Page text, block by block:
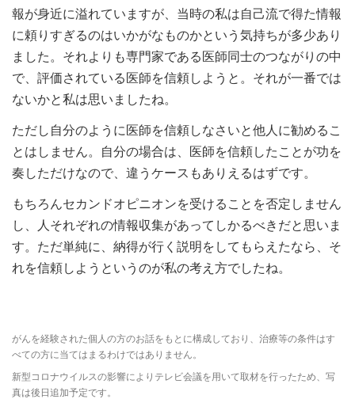
報が身近に溢れていますが、当時の私は自己流で得た情報
に頼りすぎるのはいかがなものかという気持ちが多少あり
ました。それよりも専門家である医師同士のつながりの中
で、評価されている医師を信頼しようと。それが一番では
ないかと私は思いましたね。
ただし自分のように医師を信頼しなさいと他人に勧めるこ
とはしません。自分の場合は、医師を信頼したことが功を
奏しただけなので、違うケースもありえるはずです。
もちろんセカンドオピニオンを受けることを否定しません
し、人それぞれの情報収集があってしかるべきだと思いま
す。ただ単純に、納得が行く説明をしてもらえたなら、そ
れを信頼しようというのが私の考え方でしたね。
がんを経験された個人の方のお話をもとに構成しており、治療等の条件はす
べての方に当てはまるわけではありません。
新型コロナウイルスの影響によりテレビ会議を用いて取材を行ったため、写
真は後日追加予定です。